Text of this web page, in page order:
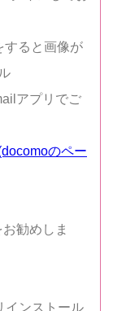
すると画像が
アプリでご
のペー
勧めしま
インストール